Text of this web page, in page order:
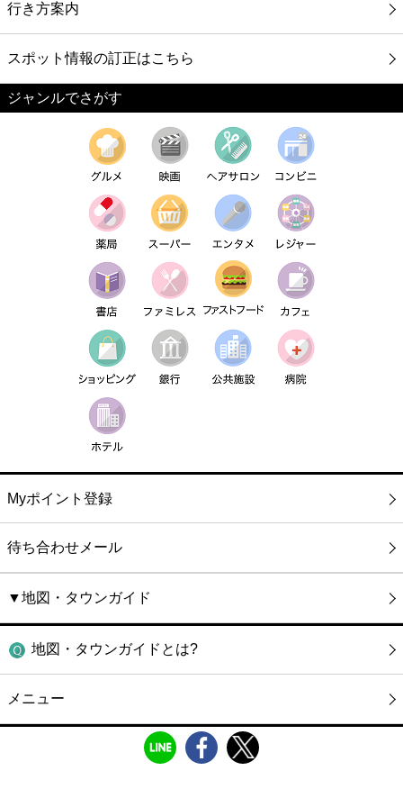
行き方案内
スポット情報の訂正はこちら
ジャンルでさがす
Myポイント登録
待ち合わせメール
▼地図・タウンガイド
地図・タウンガイドとは?
メニュー